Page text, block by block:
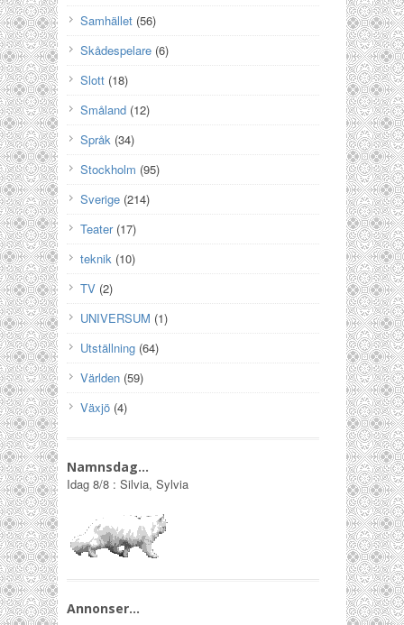
Samhället (56)
Skådespelare (6)
Slott (18)
Småland (12)
Språk (34)
Stockholm (95)
Sverige (214)
Teater(17)
teknik (10)
TV (2)
UNIVERSUM (1)
Utställning (64)
Världen (59)
Växjö (4)
Namnsdag…
Idag 8/8 : Silvia, Sylvia
Annonser…